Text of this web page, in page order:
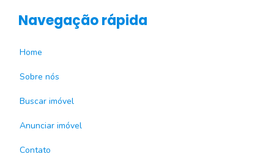
Navegação rápida
Home
Sobre nós
Buscar imóvel
Anunciar imóvel
Contato